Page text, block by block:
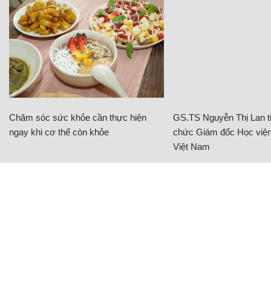
Chăm sóc sức khỏe cần thực hiện
ngay khi cơ thể còn khỏe
GS.TS Nguyễn Thị Lan
chức Giám đốc Học
Việt Nam